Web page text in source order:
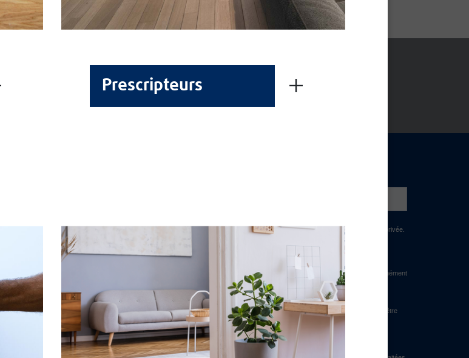
Prescripteurs
Contacts
Mentions Légales
Politique de cookies
Politique de protection des données
Fiches Produits QCE
REJOIGNEZ-NOUS